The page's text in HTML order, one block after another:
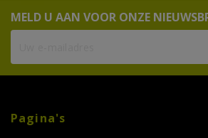
MELD U AAN VOOR ONZE
Pagina's